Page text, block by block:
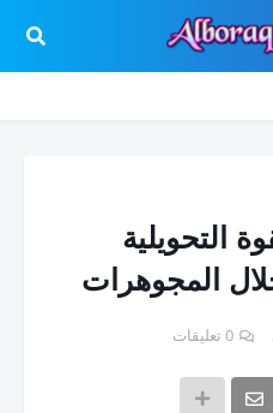
التحويلية
المجوهرات
0 تعليقات